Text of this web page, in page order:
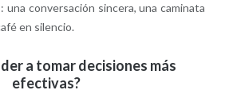
una conversación sincera, una caminata
en silencio.
a tomar decisiones más
efectivas?